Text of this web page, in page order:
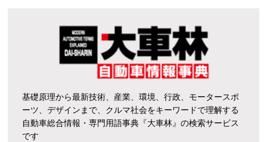
基礎原理から最新技術、産業、環境、行政、モータースポ
ーツ、デザインまで、クルマ社会をキーワードで理解する
自動車総合情報・専門用語事典『大車林』の検索サービス
です